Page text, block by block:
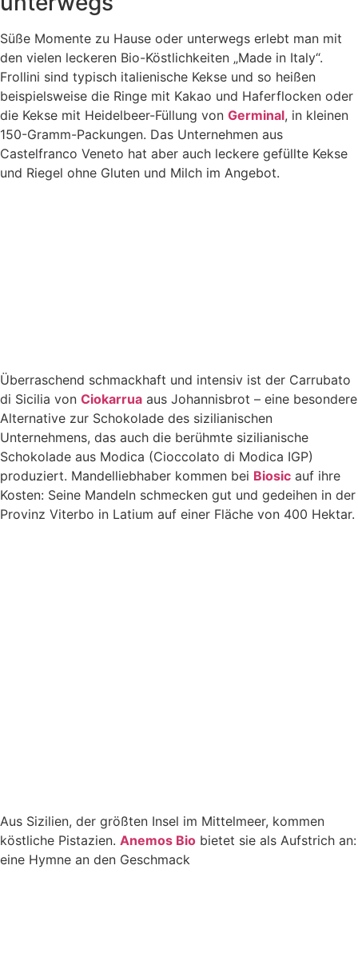
Süße Momente zu Hause oder unterwegs erlebt man mit
den vielen leckeren Bio-Köstlichkeiten „Made in Italy“.
Frollini sind typisch italienische Kekse und so heißen
beispielsweise die Ringe mit Kakao und Haferflocken oder
die Kekse mit Heidelbeer-Füllung von Germinal, in kleinen
150-Gramm-Packungen. Das Unternehmen aus
Castelfranco Veneto hat aber auch leckere gefüllte Kekse
und Riegel ohne Gluten und Milch im Angebot.
Überraschend schmackhaft und intensiv ist der Carrubato
di Sicilia von Ciokarrua aus Johannisbrot – eine besondere
Alternative zur Schokolade des sizilianischen
Unternehmens, das auch die berühmte sizilianische
Schokolade aus Modica (Cioccolato di Modica IGP)
produziert. Mandelliebhaber kommen bei Biosic auf ihre
Kosten: Seine Mandeln schmecken gut und gedeihen in der
Provinz Viterbo in Latium auf einer Fläche von 400 Hektar.
Aus Sizilien, der größten Insel im Mittelmeer, kommen
köstliche Pistazien. Anemos Bio bietet sie als Aufstrich an:
eine Hymne an den Geschmack